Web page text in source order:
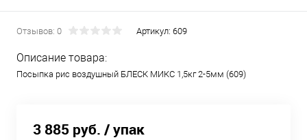
Отзывов: 0 Артикул: 609
Описание товара:
Посыпка рис воздушный БЛЕСК МИКС 1,5кг 2-5мм (609)
3 885 руб. / упак